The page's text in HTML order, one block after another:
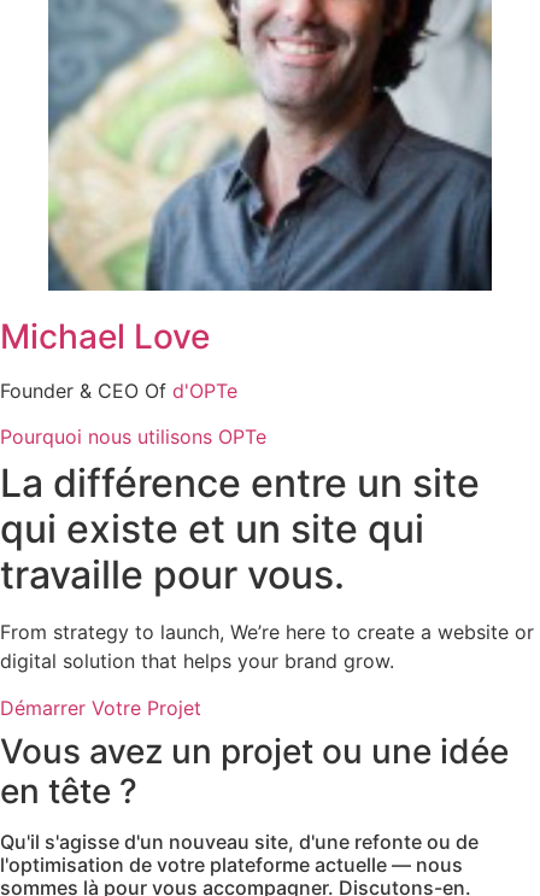
Michael Love
Founder & CEO Of d'OPTe
Pourquoi nous utilisons OPTe
La différence entre un site
qui existe et un site qui
travaille pour vous.
From strategy to launch, We’re here to create a website or
digital solution that helps your brand grow.
Démarrer Votre Projet
Vous avez un projet ou une idée
en tête ?
Qu'il s'agisse d'un nouveau site, d'une refonte ou de
l'optimisation de votre plateforme actuelle — nous
sommes là pour vous accompagner. Discutons-en.